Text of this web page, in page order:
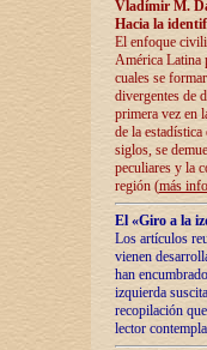
Vladímir M.
Hacia la
El enfoque
América Latina
cuales se
divergentes de
primera vez en
de la
siglos, se
peculiares y la
región (más
El «Giro a la
Los artículos
vienen
han
izquierda
recopilación
lector